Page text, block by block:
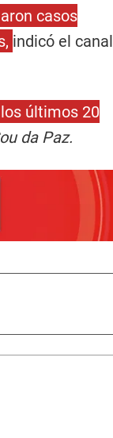
casos
indicó el canal
últimos 20
da Paz.